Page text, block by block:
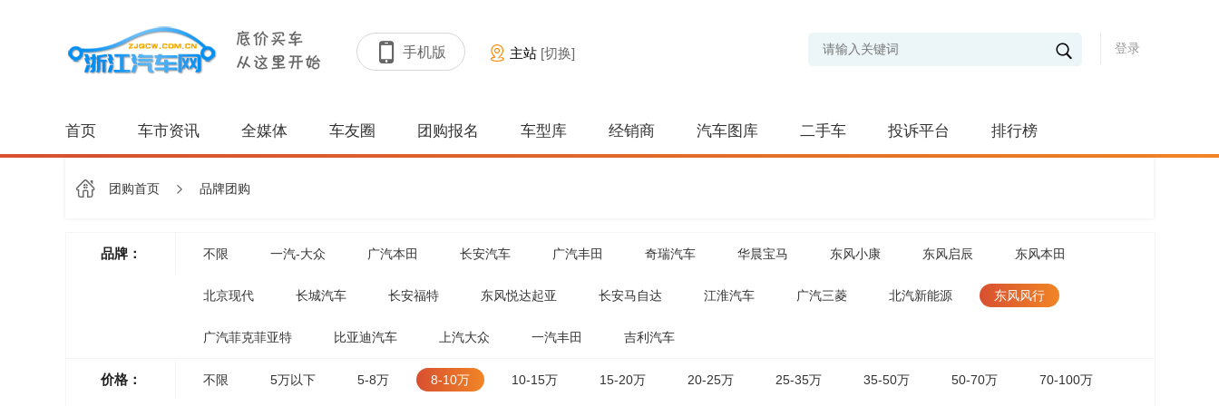
手机版 登录
主站 [切换]
首页 车市资讯 全媒体 车友圈 团购报名 车型库 经销商 汽车图库 二手车 投诉平台 排行榜
团购首页 品牌团购
品牌： 不限 一汽-大众 广汽本田 长安汽车 广汽丰田 奇瑞汽车 华晨宝马 东风小康 东风启辰 东风本田
北京现代 长城汽车 长安福特 东风悦达起亚 长安马自达 江淮汽车 广汽三菱 北汽新能源 东风风行
广汽菲克菲亚特 比亚迪汽车 上汽大众 一汽丰田 吉利汽车
价格： 不限 5万以下 5-8万 8-10万 10-15万 15-20万 20-25万 25-35万 35-50万 50-70万 70-100万